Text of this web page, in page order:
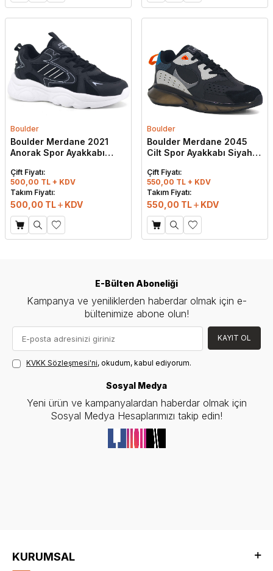
Boulder
Boulder Merdane 2021
Anorak Spor Ayakkabı
Çift Fiyatı:
500,00 TL + KDV
Takım Fiyatı:
500,00 TL KDV
Boulder
Boulder Merdane 2045
Cilt Spor Ayakkabı Siyah -
Çift Fiyatı:
550,00 TL + KDV
Takım Fiyatı:
550,00 TL KDV
E-Bülten Aboneliği
Kampanya ve yeniliklerden haberdar olmak için e-
bültenimize abone olun!
KAYIT OL
KVKK Sözleşmesi'ni, okudum, kabul ediyorum.
Sosyal Medya
Yeni ürün ve kampanyalardan haberdar olmak için
Sosyal Medya Hesaplarımızı takip edin!
KURUMSAL